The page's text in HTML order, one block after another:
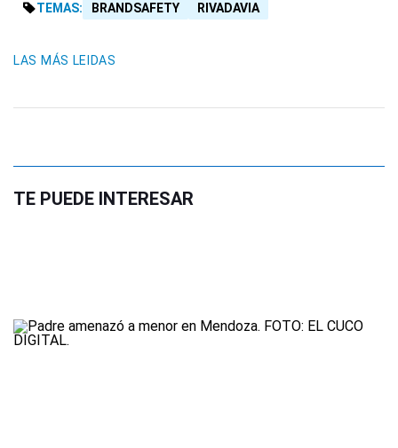
TEMAS: BRANDSAFETY RIVADAVIA
LAS MÁS LEIDAS
TE PUEDE INTERESAR